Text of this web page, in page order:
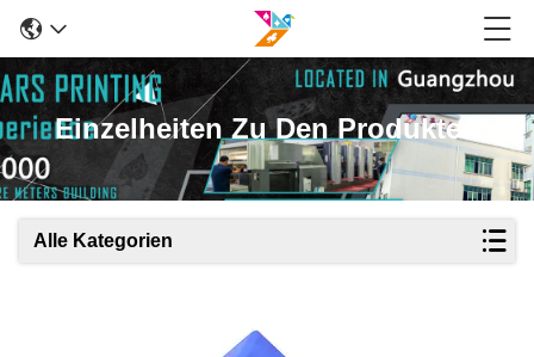
Einzelheiten Zu Den Produkten
Alle Kategorien